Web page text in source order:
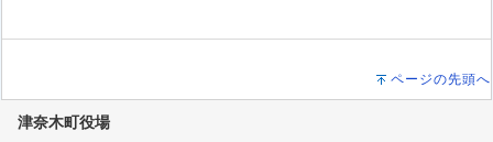
ページの先頭へ
津奈木町役場